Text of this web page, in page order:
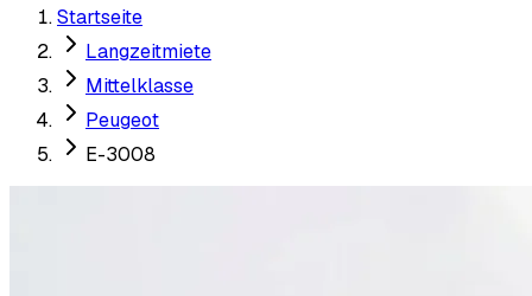
Startseite
Langzeitmiete
Mittelklasse
Peugeot
E-3008